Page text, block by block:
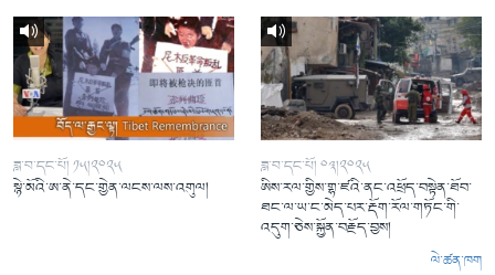
ཟླ་བ་དང་པོ། ༡༥།༢༠༢༥
སྙེ་མོའི་ཨ་ནེ་དང་གྱེན་ལངས་ལས་འགུལ།
ཟླ་བ་དང་པོ། ༠༣།༢༠༢༥
ཨིས་རལ་གྱིས་གྷ་ཛའི་ནང་འཕྲོད་བསྟེན་ཐོབ་
ཐང་ལ་ཡ་ང་མེད་པར་རྡོག་རོལ་གཏོང་གི་
འདུག་ཅེས་སྐྱོན་བརྗོད་བྱས།
ལེ་ཚན་ཁག